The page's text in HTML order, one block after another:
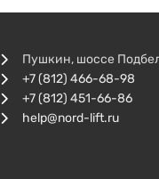
Пушкин, шоссе
+7 (812) 466-68-98
+7 (812) 451-66-86
help@nord-lift.ru